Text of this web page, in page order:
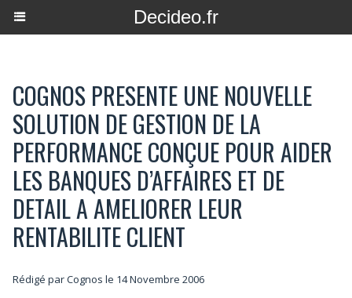
Decideo.fr
COGNOS PRESENTE UNE NOUVELLE
SOLUTION DE GESTION DE LA
PERFORMANCE CONÇUE POUR AIDER
LES BANQUES D’AFFAIRES ET DE
DETAIL A AMELIORER LEUR
RENTABILITE CLIENT
Rédigé par Cognos le 14 Novembre 2006